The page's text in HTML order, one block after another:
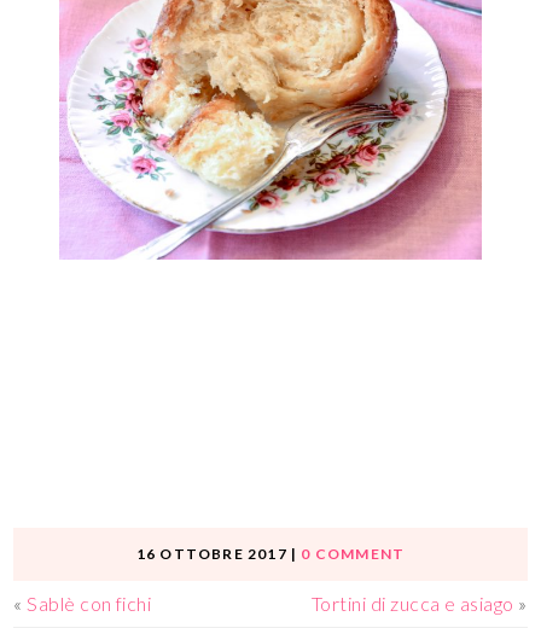
16 OTTOBRE 2017 | 0 COMMENT
«Sablè con fichi Tortini di zucca e asiago »